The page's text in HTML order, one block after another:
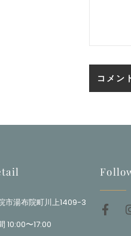
市湯布院町川上1409-3
10:00〜17:00